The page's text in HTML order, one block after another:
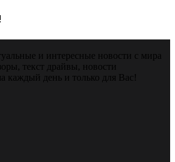
и интересные новости с мира
текст драйвы, новости
каждый день и только для Вас!